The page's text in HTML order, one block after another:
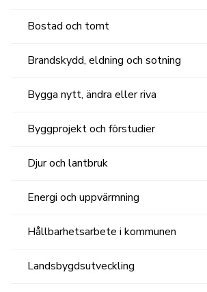
Bostad och tomt
Brandskydd, eldning och sotning
Bygga nytt, ändra eller riva
Byggprojekt och förstudier
Djur och lantbruk
Energi och uppvärmning
Hållbarhetsarbete i kommunen
Landsbygdsutveckling